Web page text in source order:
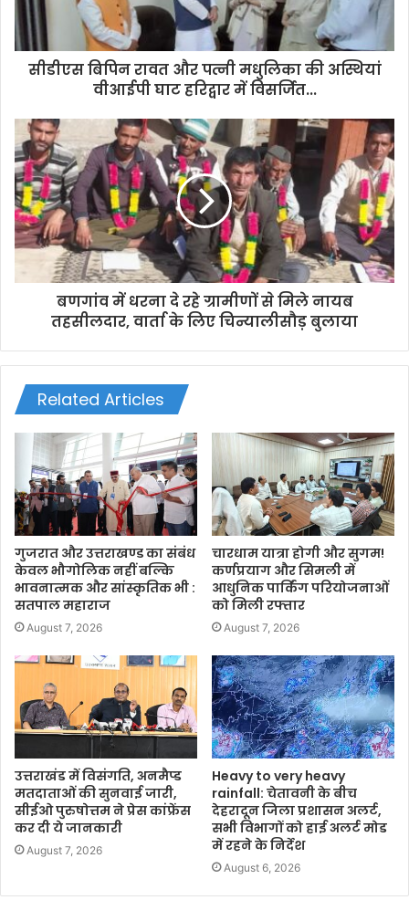
a
d
s
सीडीएस बिपिन रावत और पत्नी मधुलिका की अस्थियां
वीआईपी घाट हरिद्वार में विसर्जित...
बणगांव में धरना दे रहे ग्रामीणों से मिले नायब
तहसीलदार, वार्ता के लिए चिन्यालीसौड़ बुलाया
Related Articles
गुजरात और उत्तराखण्ड का संबंध
केवल भौगोलिक नहीं बल्कि
भावनात्मक और सांस्कृतिक भी :
सतपाल महाराज
August 7, 2026
चारधाम यात्रा होगी और सुगम!
कर्णप्रयाग और सिमली में
आधुनिक पार्किंग परियोजनाओं
को मिली रफ्तार
August 7, 2026
उत्तराखंड में विसंगति, अनमैप्ड
मतदाताओं की सुनवाई जारी,
सीईओ पुरुषोत्तम ने प्रेस कांफ्रेंस
कर दी ये जानकारी
August 7, 2026
Heavy to very heavy
rainfall: चेतावनी के बीच
देहरादून जिला प्रशासन अलर्ट,
सभी विभागों को हाई अलर्ट मोड
में रहने के निर्देश
August 6, 2026